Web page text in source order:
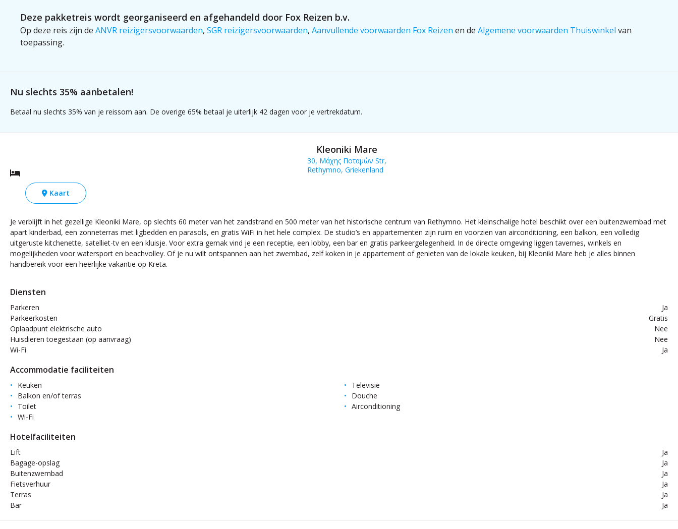
Deze pakketreis wordt georganiseerd en afgehandeld door Fox Reizen b.v.
Op deze reis zijn de ANVR reizigersvoorwaarden, SGR reizigersvoorwaarden, Aanvullende voorwaarden Fox Reizen en de Algemene voorwaarden Thuiswinkel van
toepassing.
Nu slechts 35% aanbetalen!
Betaal nu slechts 35% van je reissom aan. De overige 65% betaal je uiterlijk 42 dagen voor je vertrekdatum.
Kleoniki Mare
30, Μάχης Ποταμών Str,
Rethymno, Griekenland
Kaart
Je verblijft in het gezellige Kleoniki Mare, op slechts 60 meter van het zandstrand en 500 meter van het historische centrum van Rethymno. Het kleinschalige hotel beschikt over een buitenzwembad met
apart kinderbad, een zonneterras met ligbedden en parasols, en gratis WiFi in het hele complex. De studio’s en appartementen zijn ruim en voorzien van airconditioning, een balkon, een volledig
uitgeruste kitchenette, satelliet-tv en een kluisje. Voor extra gemak vind je een receptie, een lobby, een bar en gratis parkeergelegenheid. In de directe omgeving liggen tavernes, winkels en
mogelijkheden voor watersport en beachvolley. Of je nu wilt ontspannen aan het zwembad, zelf koken in je appartement of genieten van de lokale keuken, bij Kleoniki Mare heb je alles binnen
handbereik voor een heerlijke vakantie op Kreta.
Diensten
Parkeren
Ja
Parkeerkosten
Gratis
Oplaadpunt elektrische auto
Nee
Huisdieren toegestaan (op aanvraag)
Nee
Wi-Fi
Ja
Accommodatie faciliteiten
Keuken
Televisie
Balkon en/of terras
Douche
Toilet
Airconditioning
Wi-Fi
Hotelfaciliteiten
Lift
Ja
Bagage-opslag
Ja
Buitenzwembad
Ja
Fietsverhuur
Ja
Terras
Ja
Bar
Ja